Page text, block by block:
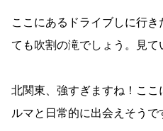
ここにあるドライブしに行
ても吹割の滝でしょう。見て
北関東、強すぎますね！こ
ルマと日常的に出会えそうで